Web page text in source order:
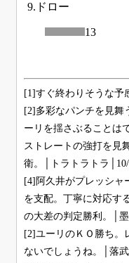
9.ドロー
13
[1]すぐ終わりそうな予
[2]多彩なパンチを見舞
ーリを揺さぶることは
ストレートの強打を見
衛。│トラトラトラ
[4]阿久井がプレッシャ
を支配。丁寧に対応す
の大差の判定勝利。│
[2]ユーリのＫＯ勝ち。
ないでしょうね。│落